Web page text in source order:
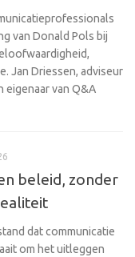
van Donald Pols bij
Jan Driessen, adviseur
eigenaar van Q&A
beleid, zonder
dat communicatie
om het uitleggen